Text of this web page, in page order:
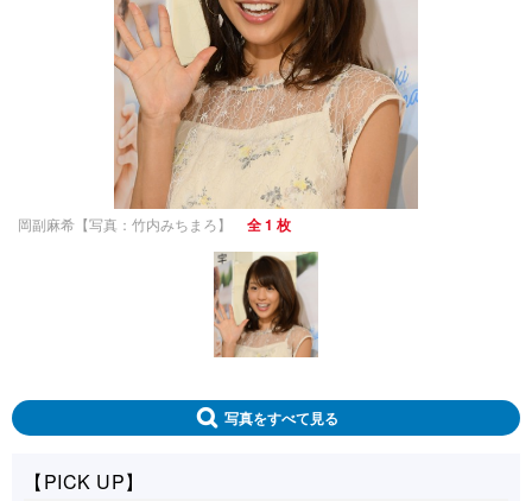
岡副麻希【写真：竹内みちまろ】 全 1 枚
写真をすべて見る
【PICK UP】